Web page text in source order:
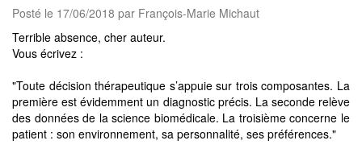
Posté le 17/06/2018 par François-Marie Michaut
Terrible absence, cher auteur.
Vous écrivez :
"Toute décision thérapeutique s’appuie sur trois composantes. La
première est évidemment un diagnostic précis. La seconde relève
des données de la science biomédicale. La troisième concerne le
patient : son environnement, sa personnalité, ses préférences."